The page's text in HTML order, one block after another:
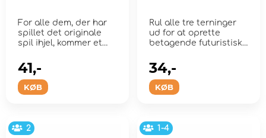
For alle dem, der har
spillet det originale
spil ihjel, kommer et
KØB
41,-
Rul alle tre terninger
ud for at oprette
betagende futuristiske
KØB
34,-
2 1-4